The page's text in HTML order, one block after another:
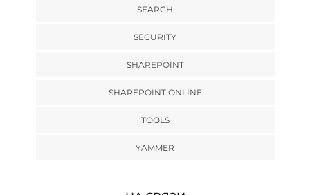
SEARCH
SECURITY
SHAREPOINT
SHAREPOINT ONLINE
TOOLS
YAMMER